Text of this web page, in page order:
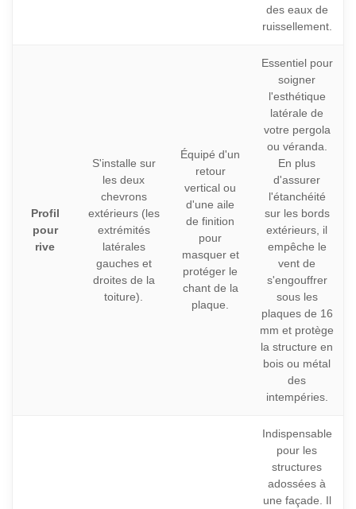
des eaux de
ruissellement.
Profil
pour
rive
S'installe sur
les deux
chevrons
extérieurs (les
extrémités
latérales
gauches et
droites de la
toiture).
Équipé d'un
retour
vertical ou
d'une aile
de finition
pour
masquer et
protéger le
chant de la
plaque.
Essentiel pour
soigner
l'esthétique
latérale de
votre pergola
ou véranda.
En plus
d'assurer
l'étanchéité
sur les bords
extérieurs, il
empêche le
vent de
s'engouffrer
sous les
plaques de 16
mm et protège
la structure en
bois ou métal
des
intempéries.
Indispensable
pour les
structures
adossées à
une façade. Il